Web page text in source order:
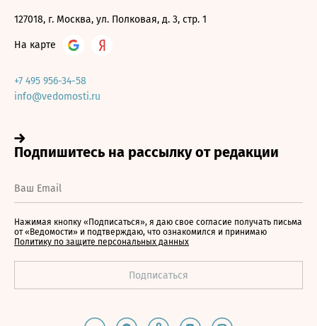
127018, г. Москва, ул. Полковая, д. 3, стр. 1
На карте
+7 495 956-34-58
info@vedomosti.ru
Нажимая кнопку «Подписаться», я даю свое согласие получать письма
от «Ведомости» и подтверждаю, что ознакомился и принимаю
Политику по защите персональных данных